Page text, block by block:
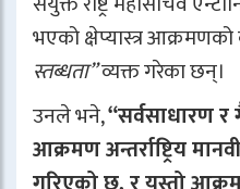
भएको क्षेप्यास्त्र आक्रमणको
स्तब्धता”व्यक्त गरेका छन्।
उनले भने,“सर्वसाधारण
आक्रमण अन्तर्राष्ट्रिय